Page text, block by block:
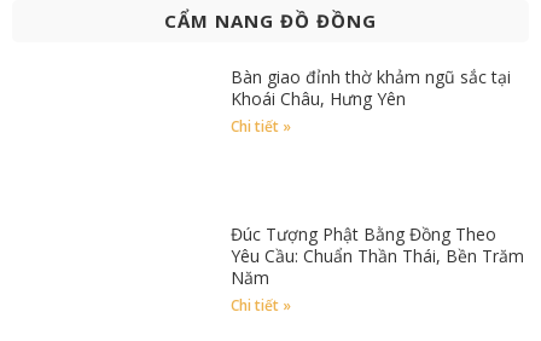
CẨM NANG ĐỒ ĐỒNG
Bàn giao đỉnh thờ khảm ngũ sắc tại
Khoái Châu, Hưng Yên
Chi tiết »
Đúc Tượng Phật Bằng Đồng Theo
Yêu Cầu: Chuẩn Thần Thái, Bền Trăm
Năm
Chi tiết »